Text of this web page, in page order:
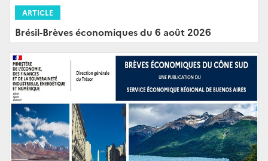
ARTICLE
Brésil-Brèves économiques du 6 août 2026